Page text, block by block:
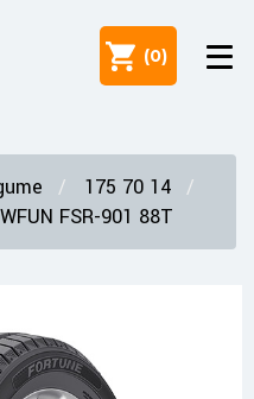
(0)
175 70 14
FSR-901 88T